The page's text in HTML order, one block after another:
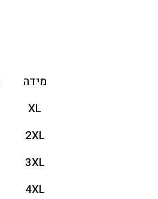
מידה
XL
2XL
3XL
4XL